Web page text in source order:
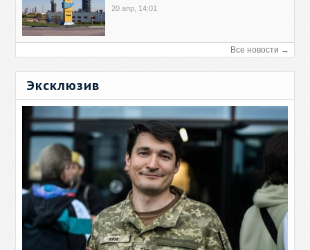
20 апр, 14:01
Все новости →
Эксклюзив